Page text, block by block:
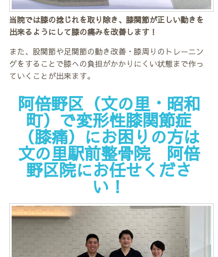
当院では膝の捻じれを取り除き、膝関節が正しい動きを
出来るようにして膝の痛みを改善します！
また、股関節や足関節の動き改善・膝周りのトレーニン
グをすることで膝への負担がかかりにくい状態まで作っ
ていくことが出来ます。
阿倍野区（文の里・昭和
町）で変形性膝関節症
（膝痛）にお困りの方は
文の里駅前整骨院 阿倍
野区院にお任せくださ
い！